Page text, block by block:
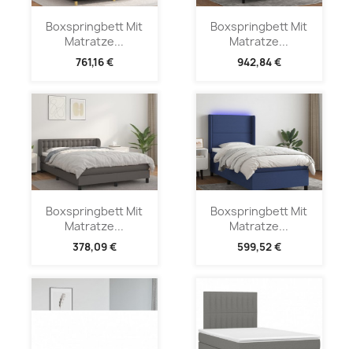
Boxspringbett Mit
Matratze...
761,16 €
Boxspringbett Mit
Matratze...
942,84 €
Boxspringbett Mit
Matratze...
378,09 €
Boxspringbett Mit
Matratze...
599,52 €